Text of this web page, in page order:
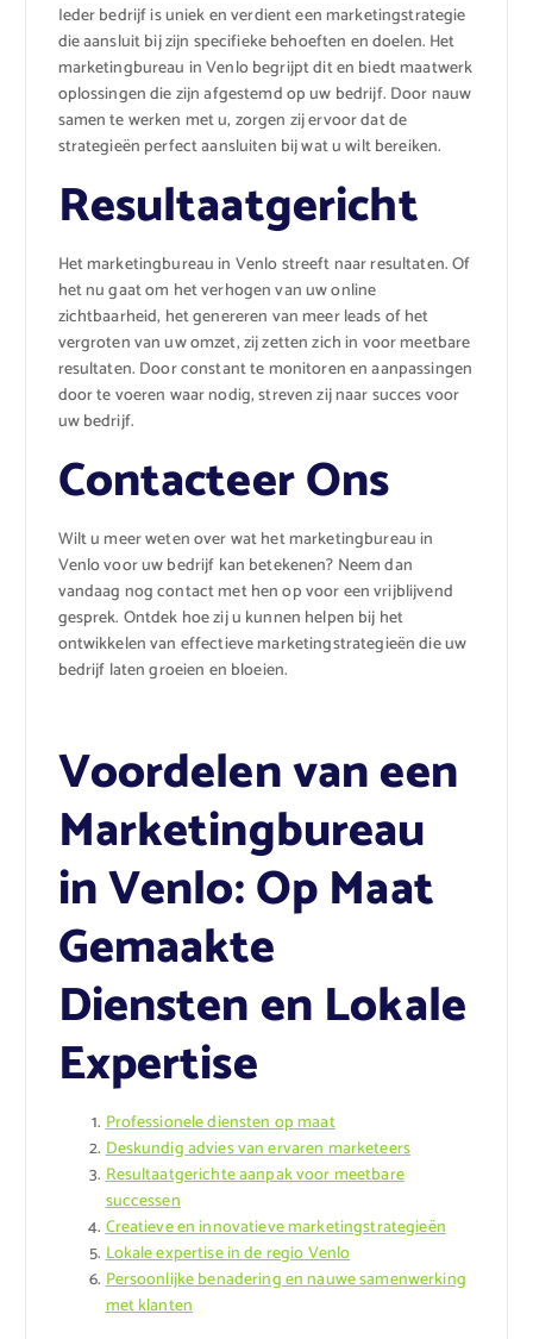
Ieder bedrijf is uniek en verdient een marketingstrategie
die aansluit bij zijn specifieke behoeften en doelen. Het
marketingbureau in Venlo begrijpt dit en biedt maatwerk
oplossingen die zijn afgestemd op uw bedrijf. Door nauw
samen te werken met u, zorgen zij ervoor dat de
strategieën perfect aansluiten bij wat u wilt bereiken.
Resultaatgericht
Het marketingbureau in Venlo streeft naar resultaten. Of
het nu gaat om het verhogen van uw online
zichtbaarheid, het genereren van meer leads of het
vergroten van uw omzet, zij zetten zich in voor meetbare
resultaten. Door constant te monitoren en aanpassingen
door te voeren waar nodig, streven zij naar succes voor
uw bedrijf.
Contacteer Ons
Wilt u meer weten over wat het marketingbureau in
Venlo voor uw bedrijf kan betekenen? Neem dan
vandaag nog contact met hen op voor een vrijblijvend
gesprek. Ontdek hoe zij u kunnen helpen bij het
ontwikkelen van effectieve marketingstrategieën die uw
bedrijf laten groeien en bloeien.
Voordelen van een
Marketingbureau
in Venlo: Op Maat
Gemaakte
Diensten en Lokale
Expertise
Professionele diensten op maat
Deskundig advies van ervaren marketeers
Resultaatgerichte aanpak voor meetbare
successen
Creatieve en innovatieve marketingstrategieën
Lokale expertise in de regio Venlo
Persoonlijke benadering en nauwe samenwerking
met klanten